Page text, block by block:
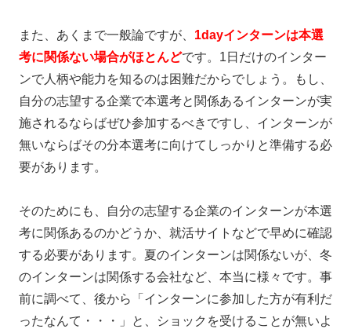
また、あくまで一般論ですが、 1dayインターンは本選
考に関係ない場合がほとんどです。1日だけのインター
ンで人柄や能力を知るのは困難だからでしょう。もし、
自分の志望する企業で本選考と関係あるインターンが実
施されるならばぜひ参加するべきですし、インターンが
無いならばその分本選考に向けてしっかりと準備する必
要があります。
そのためにも、自分の志望する企業のインターンが本選
考に関係あるのかどうか、就活サイトなどで早めに確認
する必要があります。夏のインターンは関係ないが、冬
のインターンは関係する会社など、本当に様々です。事
前に調べて、後から「インターンに参加した方が有利だ
ったなんて・・・」と、ショックを受けることが無いよ